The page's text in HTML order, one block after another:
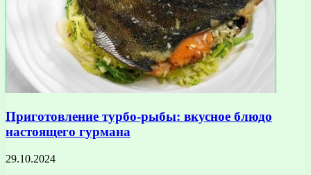
Приготовление турбо-рыбы: вкусное блюдо
настоящего гурмана
29.10.2024